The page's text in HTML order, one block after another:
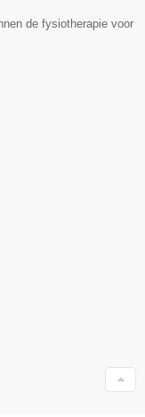
de fysiotherapie voor